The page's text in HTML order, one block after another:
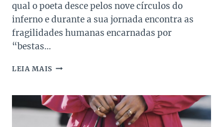
qual o poeta desce pelos nove círculos do
inferno e durante a sua jornada encontra as
fragilidades humanas encarnadas por
“bestas…
LEIA MAIS O
DE
SCHIAPARELLI